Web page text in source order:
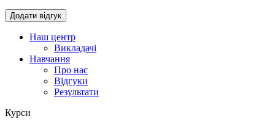
Наш центр
Викладачі
Навчання
Про нас
Відгуки
Результати
Курси